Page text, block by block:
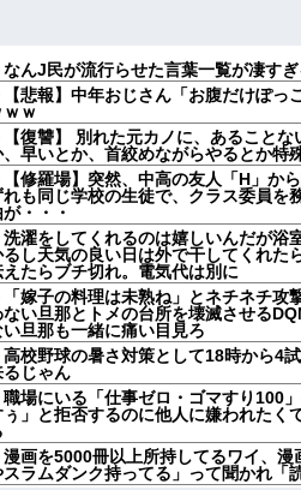
なんJ民が流行らせた言葉一覧が凄す
【悲報】中年おじさん「お腹だけぽ
ｗｗ
【復讐】 別れた元カノに、あること
、早いとか、首絞めながらやるとか特
【修羅場】突然、中高の友人「H」
れも同じ学校の生徒で、クラス委員
が・・・
洗濯をしてくれるのは嬉しいんだが浴
るし天気の良い日は外で干してくれた
えたらブチ切れ。電気代は別に
「嫁子の料理は未熟ね」とネチネチ
ない旦那とトメの台所を壊滅させる
い旦那も一緒に痛い目見ろ
高校野球の暑さ対策として18時から4
るじゃん
職場にいる「仕事ゼロ・ゴマすり100
ぅ」と拒否するのに他人に嫌われたく
漫画を5000冊以上所持してるワイ、
スラムダンク持ってる」って聞かれ「